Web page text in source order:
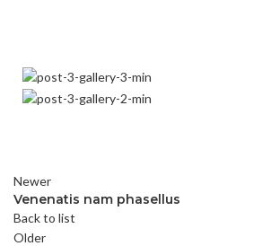
Newer
Venenatis nam phasellus
Back to list
Older